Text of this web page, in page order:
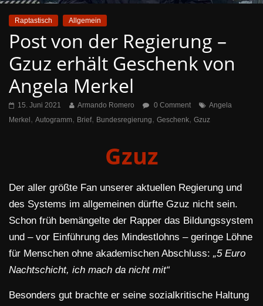
Raptastisch Allgemein
Post von der Regierung –
Gzuz erhält Geschenk von
Angela Merkel
15. Juni 2021 Armando Romero 0 Comment
Angela
Merkel , Autogramm, Brief, Bundesregierung, Geschenk, Gzuz
Gzuz
Der aller größte Fan unserer aktuellen Regierung und
des Systems im allgemeinen dürfte Gzuz nicht sein.
Schon früh bemängelte der Rapper das Bildungssystem
und – vor Einführung des Mindestlohns – geringe Löhne
für Menschen ohne akademischen Abschluss: „5 Euro
Nachtschicht, ich mach da nicht mit“
Besonders gut brachte er seine sozialkritische Haltung